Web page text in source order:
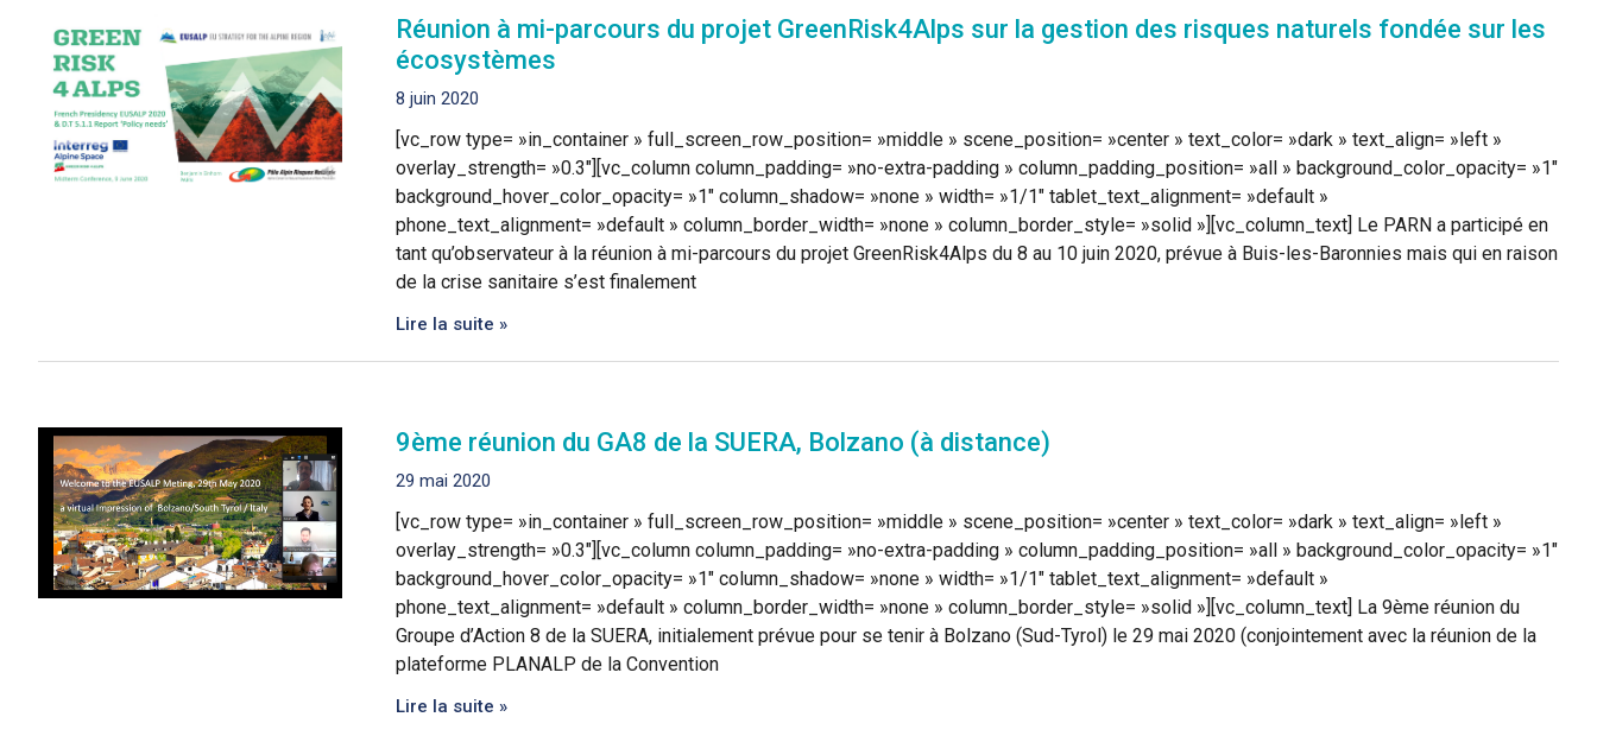
Réunion à mi-parcours du projet GreenRisk4Alps sur la gestion des risques naturels fondée sur les
écosystèmes
8 juin 2020
[vc_row type= »in_container » full_screen_row_position= »middle » scene_position= »center » text_color= »dark » text_align= »left »
overlay_strength= »0.3″][vc_column column_padding= »no-extra-padding » column_padding_position= »all » background_color_opacity= »1″
background_hover_color_opacity= »1″ column_shadow= »none » width= »1/1″ tablet_text_alignment= »default »
phone_text_alignment= »default » column_border_width= »none » column_border_style= »solid »][vc_column_text] Le PARN a participé en
tant qu’observateur à la réunion à mi-parcours du projet GreenRisk4Alps du 8 au 10 juin 2020, prévue à Buis-les-Baronnies mais qui en raison
de la crise sanitaire s’est finalement
Lire la suite »
9ème réunion du GA8 de la SUERA, Bolzano (à distance)
29 mai 2020
[vc_row type= »in_container » full_screen_row_position= »middle » scene_position= »center » text_color= »dark » text_align= »left »
overlay_strength= »0.3″][vc_column column_padding= »no-extra-padding » column_padding_position= »all » background_color_opacity= »1″
background_hover_color_opacity= »1″ column_shadow= »none » width= »1/1″ tablet_text_alignment= »default »
phone_text_alignment= »default » column_border_width= »none » column_border_style= »solid »][vc_column_text] La 9ème réunion du
Groupe d’Action 8 de la SUERA, initialement prévue pour se tenir à Bolzano (Sud-Tyrol) le 29 mai 2020 (conjointement avec la réunion de la
plateforme PLANALP de la Convention
Lire la suite »